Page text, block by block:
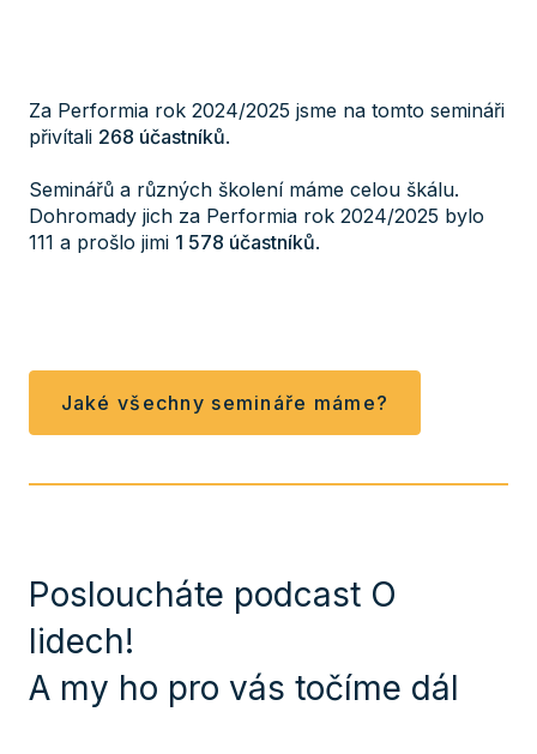
Za Performia rok 2024/2025 jsme na tomto semináři
přivítali 268 účastníků.
Seminářů a různých školení máme celou škálu.
Dohromady jich za Performia rok 2024/2025 bylo
111 a prošlo jimi 1 578 účastníků.
Jaké všechny semináře máme?
Posloucháte podcast O
lidech!
A my ho pro vás točíme dál